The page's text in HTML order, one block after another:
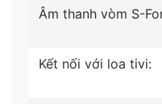
Âm thanh vòm S-
Kết nối với loa tivi: